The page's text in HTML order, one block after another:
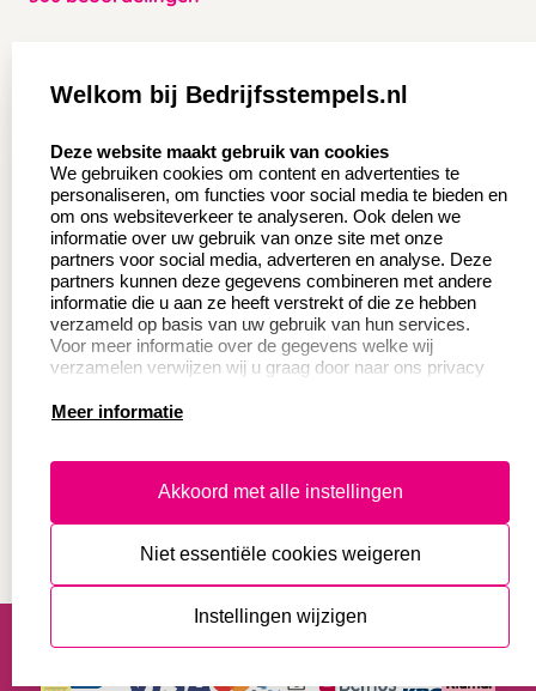
Aanvraag op maat
Wederverkoper
worden
Sale
Betaling & Verzending
Contact opnemen
Veel gestelde vragen
Retourneren
Herroepingsrecht
Productinformatie:
Instructie voor
Aanleverspecificaties
Safety Sheets
algemene voorwaarden
disclaimer
Welkom bij Bedrijfsstempels.nl
Deze website maakt gebruik van cookies
We gebruiken cookies om content en advertenties te
personaliseren, om functies voor social media te bieden en
om ons websiteverkeer te analyseren. Ook delen we
informatie over uw gebruik van onze site met onze
partners voor social media, adverteren en analyse. Deze
partners kunnen deze gegevens combineren met andere
informatie die u aan ze heeft verstrekt of die ze hebben
verzameld op basis van uw gebruik van hun services.
Voor meer informatie over de gegevens welke wij
verzamelen verwijzen wij u graag door naar ons privacy
Meer informatie
Akkoord met alle instellingen
Niet essentiële cookies weigeren
Instellingen wijzigen